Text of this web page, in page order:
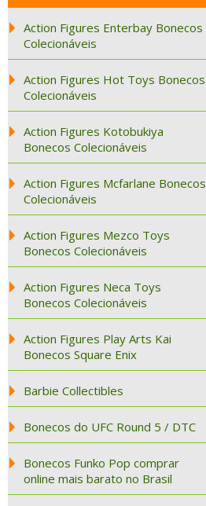
Action Figures Enterbay Bonecos
Colecionáveis
Action Figures Hot Toys Bonecos
Colecionáveis
Action Figures Kotobukiya
Bonecos Colecionáveis
Action Figures Mcfarlane Bonecos
Colecionáveis
Action Figures Mezco Toys
Bonecos Colecionáveis
Action Figures Neca Toys
Bonecos Colecionáveis
Action Figures Play Arts Kai
Bonecos Square Enix
Barbie Collectibles
Bonecos do UFC Round 5 / DTC
Bonecos Funko Pop comprar
online mais barato no Brasil